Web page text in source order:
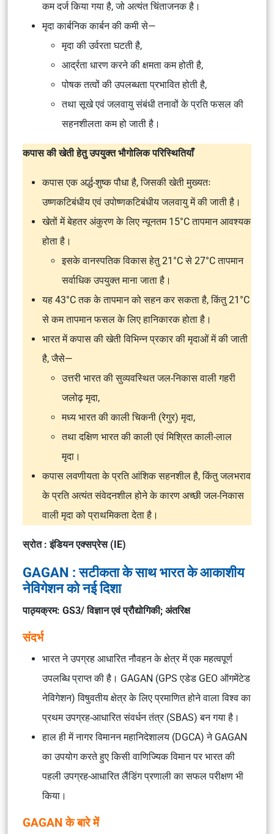
कम दर्ज किया गया है, जो अत्यंत चिंताजनक है।
मृदा कार्बनिक कार्बन की कमी से—
मृदा की उर्वरता घटती है,
आर्द्रता धारण करने की क्षमता कम होती है,
पोषक तत्वों की उपलब्धता प्रभावित होती है,
तथा सूखे एवं जलवायु संबंधी तनावों के प्रति फसल की
सहनशीलता कम हो जाती है।
कपास की खेती हेतु उपयुक्त भौगोलिक परिस्थितियाँ
कपास एक अर्द्ध-शुष्क पौधा है, जिसकी खेती मुख्यतः
उष्णकटिबंधीय एवं उपोष्णकटिबंधीय जलवायु में की जाती है।
खेतों में बेहतर अंकुरण के लिए न्यूनतम 15°C तापमान आवश्यक
होता है।
इसके वानस्पतिक विकास हेतु 21°C से 27°C तापमान
सर्वाधिक उपयुक्त माना जाता है।
यह 43°C तक के तापमान को सहन कर सकता है, किंतु 21°C
से कम तापमान फसल के लिए हानिकारक होता है।
भारत में कपास की खेती विभिन्न प्रकार की मृदाओं में की जाती
है, जैसे—
उत्तरी भारत की सुव्यवस्थित जल-निकास वाली गहरी
जलोढ़ मृदा,
मध्य भारत की काली चिकनी (रेगुर) मृदा,
तथा दक्षिण भारत की काली एवं मिश्रित काली-लाल
मृदा।
कपास लवणीयता के प्रति आंशिक सहनशील है, किंतु जलभराव
के प्रति अत्यंत संवेदनशील होने के कारण अच्छी जल-निकास
वाली मृदा को प्राथमिकता देता है।
स्रोत : इंडियन एक्सप्रेस (IE)
GAGAN : सटीकता के साथ भारत के आकाशीय
नेविगेशन को नई दिशा
पाठ्यक्रम: GS3/ विज्ञान एवं प्रौद्योगिकी; अंतरिक्ष
संदर्भ
भारत ने उपग्रह आधारित नौवहन के क्षेत्र में एक महत्वपूर्ण
उपलब्धि प्राप्त की है। GAGAN (GPS एडेड GEO ऑगमेंटेड
नेविगेशन) विषुवतीय क्षेत्र के लिए प्रमाणित होने वाला विश्व का
प्रथम उपग्रह-आधारित संवर्धन तंत्र (SBAS) बन गया है।
हाल ही में नागर विमानन महानिदेशालय (DGCA) ने GAGAN
का उपयोग करते हुए किसी वाणिज्यिक विमान पर भारत की
पहली उपग्रह-आधारित लैंडिंग प्रणाली का सफल परीक्षण भी
किया।
GAGAN के बारे में